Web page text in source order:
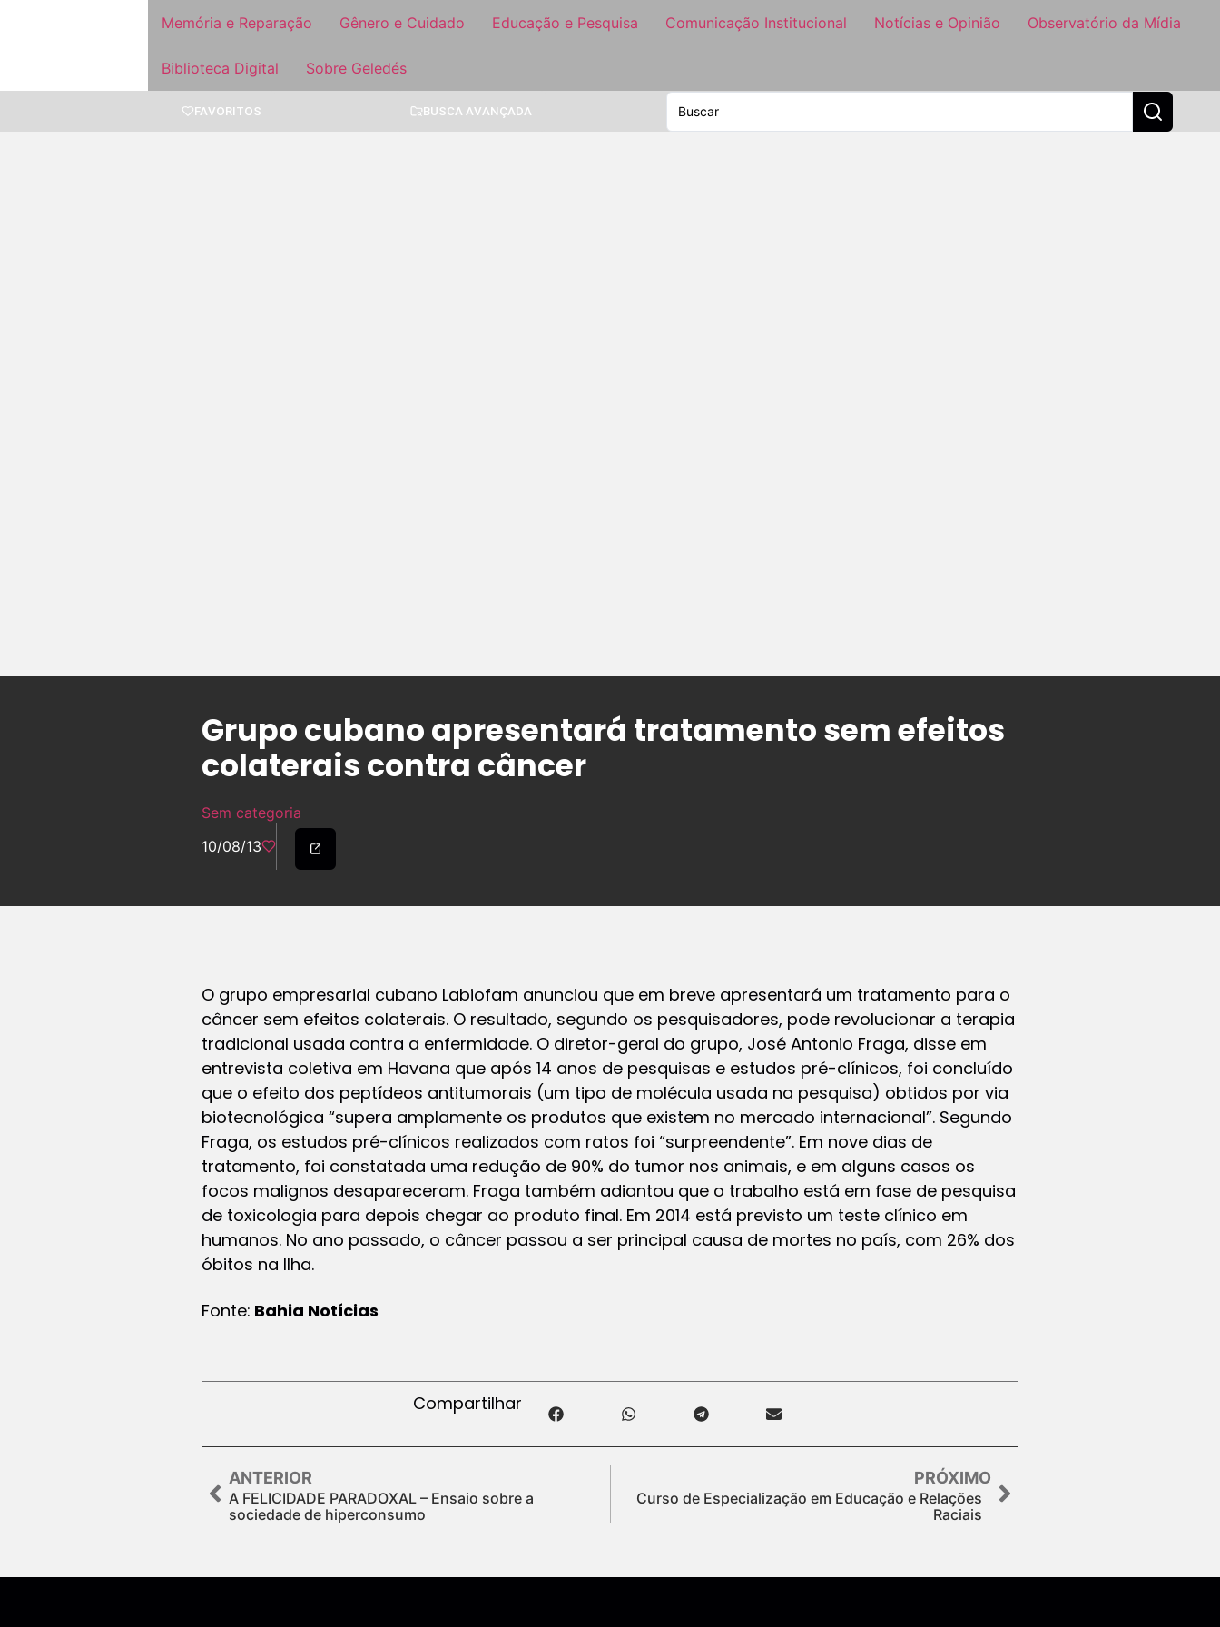
Memória e Reparação Gênero e Cuidado Educação e Pesquisa Comunicação Institucional Notícias e Opinião Observatório da Mídia
Biblioteca Digital Sobre Geledés
FAVORITOS BUSCA AVANÇADA
Grupo cubano apresentará tratamento sem efeitos
colaterais contra câncer
Sem categoria
10/08/13
O grupo empresarial cubano Labiofam anunciou que em breve apresentará um tratamento para o
câncer sem efeitos colaterais. O resultado, segundo os pesquisadores, pode revolucionar a terapia
tradicional usada contra a enfermidade. O diretor-geral do grupo, José Antonio Fraga, disse em
entrevista coletiva em Havana que após 14 anos de pesquisas e estudos pré-clínicos, foi concluído
que o efeito dos peptídeos antitumorais (um tipo de molécula usada na pesquisa) obtidos por via
biotecnológica “supera amplamente os produtos que existem no mercado internacional”. Segundo
Fraga, os estudos pré-clínicos realizados com ratos foi “surpreendente”. Em nove dias de
tratamento, foi constatada uma redução de 90% do tumor nos animais, e em alguns casos os
focos malignos desapareceram. Fraga também adiantou que o trabalho está em fase de pesquisa
de toxicologia para depois chegar ao produto final. Em 2014 está previsto um teste clínico em
humanos. No ano passado, o câncer passou a ser principal causa de mortes no país, com 26% dos
óbitos na Ilha.
Fonte: Bahia Notícias
Compartilhar
ANTERIOR
A FELICIDADE PARADOXAL – Ensaio sobre a
sociedade de hiperconsumo
PRÓXIMO
Curso de Especialização em Educação e Relações
Raciais